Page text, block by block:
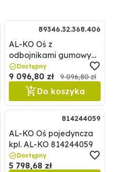
89346.32.368.406
AL-KO Oś z
odbojnikami gumowymi
AL-KO 89346.32.368.406
Dostępny
9 096,80 zł 9 096,80 zł
Do koszyka
814244059
AL-KO Oś pojedyncza
kpl. AL-KO 814244059
Dostępny
5 798,68 zł